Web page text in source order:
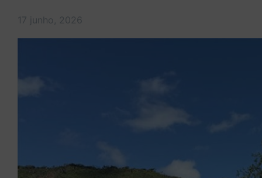
17 junho, 2026